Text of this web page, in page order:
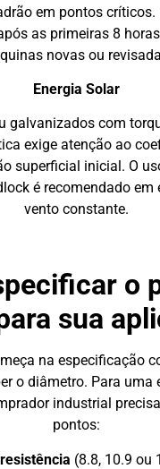
em pontos críticos.
as primeiras 8
novas ou
Energia Solar
galvanizados com
exige atenção ao
superficial inicial. O
é recomendado em
vento constante.
o
sua
na especificação
o diâmetro. Para uma
industrial
pontos:
(8.8, 10.9 ou